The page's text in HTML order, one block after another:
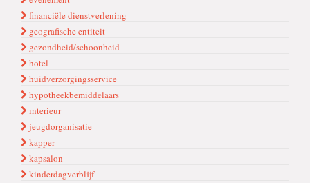
financiële dienstverlening
geografische entiteit
gezondheid/schoonheid
hotel
huidverzorgingsservice
hypotheekbemiddelaars
ınterieur
jeugdorganisatie
kapper
kapsalon
kinderdagverblijf